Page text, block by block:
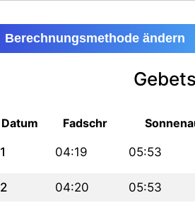
Berechnungsmethode ändern
Datum Fadschr
1 04:19 05:53
2 04:20 05:53